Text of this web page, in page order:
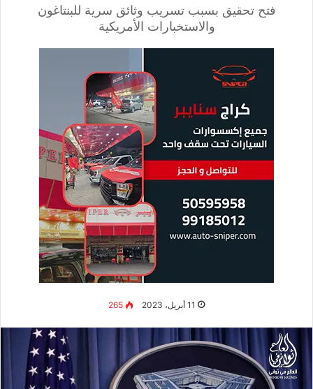
فتح تحقيق بسبب تسريب وثائق سرية للبنتاغون
والاستخبارات الأمريكية
11 أبريل، 2023 265